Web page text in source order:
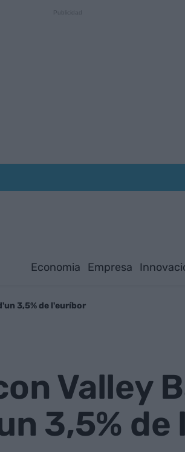
Economia Empresa
3,5% de l'euríbor
Valley
3,5%